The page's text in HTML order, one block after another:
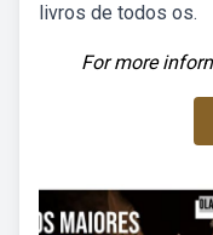
livros de todos os.
For more